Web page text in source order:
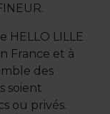
HELLO LILLE
France et à
des
soient
ou privés.